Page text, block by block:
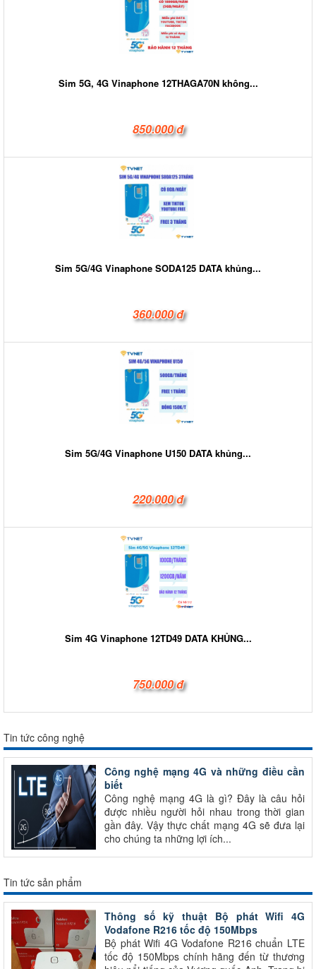
Sim 5G, 4G Vinaphone 12THAGA70N không...
850.000 đ
Sim 5G/4G Vinaphone SODA125 DATA khủng...
360.000 đ
Sim 5G/4G Vinaphone U150 DATA khủng...
220.000 đ
Sim 4G Vinaphone 12TD49 DATA KHỦNG...
750.000 đ
Tin tức công nghệ
Công nghệ mạng 4G và những điều cần
biết
Công nghệ mạng 4G là gì? Đây là câu hỏi
được nhiều người hỏi nhau trong thời gian
gần đây. Vậy thực chất mạng 4G sẽ đưa lại
cho chúng ta những lợi ích...
Tin tức sản phẩm
Thông số kỹ thuật Bộ phát Wifi 4G
Vodafone R216 tốc độ 150Mbps
Bộ phát Wifi 4G Vodafone R216 chuẩn LTE
tốc độ 150Mbps chính hãng đến từ thương